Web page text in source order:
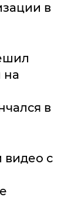
в
на
в
видео с